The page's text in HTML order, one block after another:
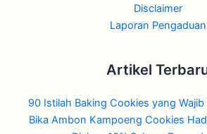
Disclaimer
Laporan Pengaduan
Artikel
90 Istilah Baking Cookies yang Wajib
Bika Ambon Kampoeng Cookies